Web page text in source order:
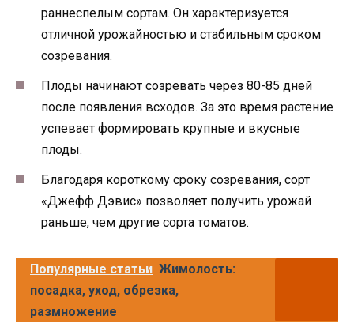
раннеспелым сортам. Он характеризуется
отличной урожайностью и стабильным сроком
созревания.
Плоды начинают созревать через 80-85 дней
после появления всходов. За это время растение
успевает формировать крупные и вкусные
плоды.
Благодаря короткому сроку созревания, сорт
«Джефф Дэвис» позволяет получить урожай
раньше, чем другие сорта томатов.
Популярные статьи Жимолость:
посадка, уход, обрезка,
размножение